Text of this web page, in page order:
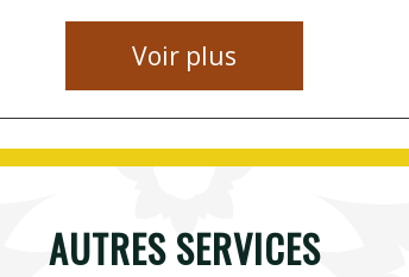
Voir plus
AUTRES SERVICES